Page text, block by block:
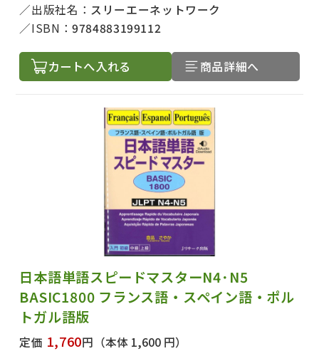
出版社名： スリーエーネットワーク
ISBN：9784883199112
カートへ入れる 商品詳細へ
日本語単語スピードマスターN4･N5
BASIC1800 フランス語・スペイン語・ポル
トガル語版
定価 1,760円 （本体 1,600 円）